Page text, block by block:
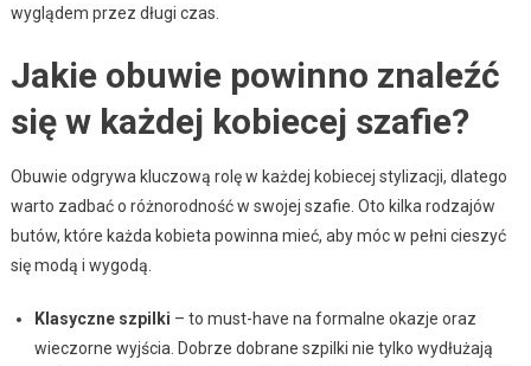
wyglądem przez długi czas.
Jakie obuwie powinno znaleźć
się w każdej kobiecej szafie?
Obuwie odgrywa kluczową rolę w każdej kobiecej stylizacji, dlatego
warto zadbać o różnorodność w swojej szafie. Oto kilka rodzajów
butów, które każda kobieta powinna mieć, aby móc w pełni cieszyć
się modą i wygodą.
Klasyczne szpilki – to must-have na formalne okazje oraz
wieczorne wyjścia. Dobrze dobrane szpilki nie tylko wydłużają